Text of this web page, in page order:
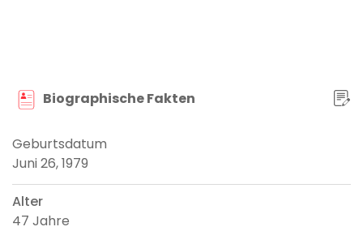
Biographische Fakten
Geburtsdatum
Juni 26, 1979
Alter
47 Jahre